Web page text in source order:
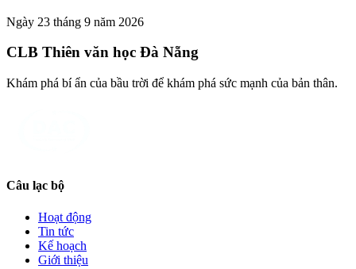
Ngày 23 tháng 9 năm 2026
CLB Thiên văn học Đà Nẵng
Khám phá bí ẩn của bầu trời để khám phá sức mạnh của bản thân.
Câu lạc bộ
Hoạt động
Tin tức
Kế hoạch
Giới thiệu